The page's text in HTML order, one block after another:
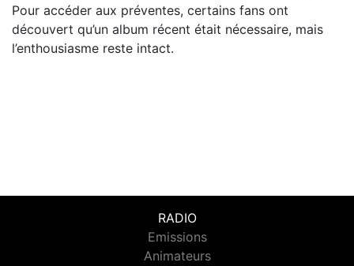
Pour accéder aux préventes, certains fans ont
découvert qu’un album récent était nécessaire, mais
l’enthousiasme reste intact.
RADIO
Emissions
Animateurs